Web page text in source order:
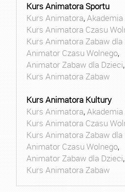
Kurs Animatora Sportu
Kurs Animatora,
Kurs Animatora Czasu
Kurs Animatora Zabaw dla
Animator Czasu Wolnego,
Animator Zabaw dla Dzieci,
Kurs Animatora Zabaw
Kurs Animatora Kultury
Kurs Animatora,
Kurs Animatora Czasu
Kurs Animatora Zabaw dla
Animator Czasu Wolnego,
Animator Zabaw dla Dzieci,
Kurs Animatora Zabaw